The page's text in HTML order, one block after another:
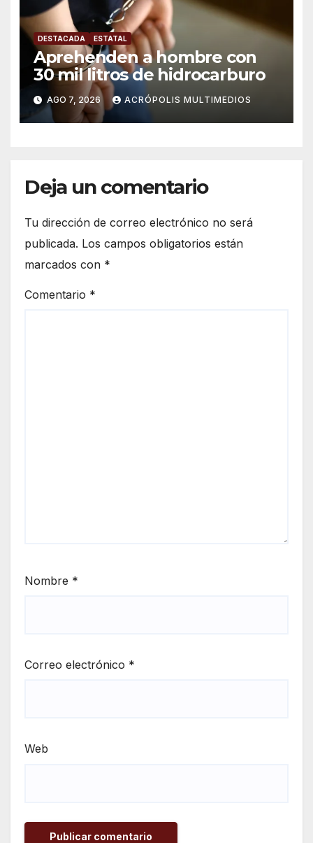
DESTACADA ESTATAL
Aprehenden a hombre con
30 mil litros de hidrocarburo
AGO 7, 2026 ACRÓPOLIS MULTIMEDIOS
Deja un comentario
Tu dirección de correo electrónico no será
publicada. Los campos obligatorios están
marcados con *
Comentario *
Nombre *
Correo electrónico *
Web